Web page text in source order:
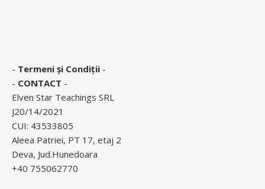
- Termeni și Condiții -
- CONTACT -
Elven Star Teachings SRL
J20/14/2021
CUI: 43533805
Aleea Patriei, PT 17, etaj 2
Deva, Jud.Hunedoara
+40 755062770